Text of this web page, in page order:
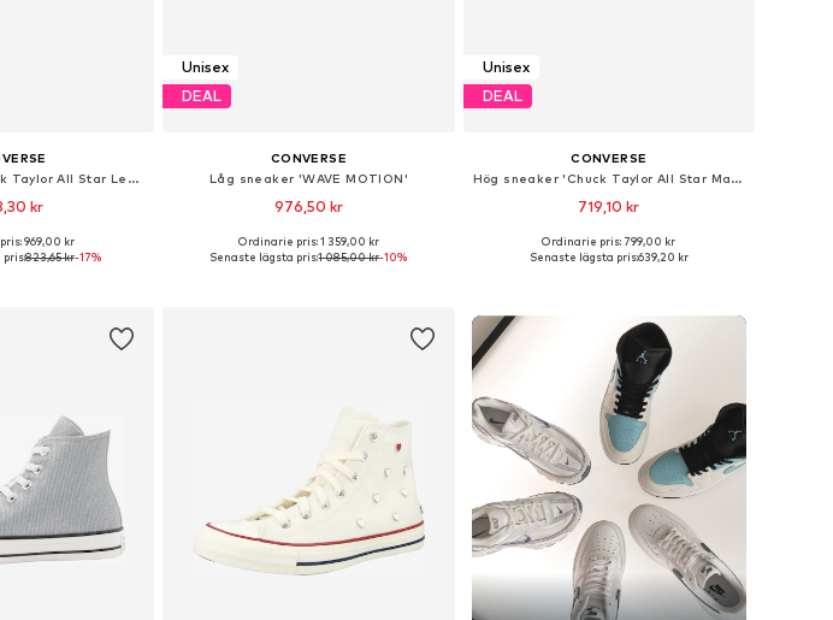
Hög sneaker 'Chuck Taylor All Star Leather'
kr
storlekar
969,00 kr
823,65 kr-17%
Unisex
DEAL
CONVERSE
Låg sneaker 'WAVE MOTION'
976,50 kr
Tillgänglig i många storlekar
Ordinarie pris: 1 359,00 kr
Senaste lägsta pris:1 085,00 kr-10%
Unisex
DEAL
CONVERSE
Hög sneaker 'Chuck Taylor All Star Malden Street'
719,10 kr
Tillgänglig i många storlekar
Ordinarie pris: 799,00 kr
Senaste lägsta pris:639,20 kr